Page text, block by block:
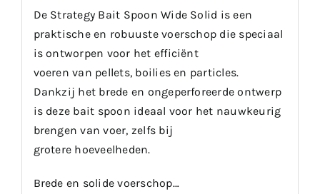
De Strategy Bait Spoon Wide Solid is een
praktische en robuuste voerschop die speciaal
is ontworpen voor het efficiënt
voeren van pellets, boilies en particles.
Dankzij het brede en ongeperforeerde ontwerp
is deze bait spoon ideaal voor het nauwkeurig
brengen van voer, zelfs bij
grotere hoeveelheden.
Brede en solide voerschop…